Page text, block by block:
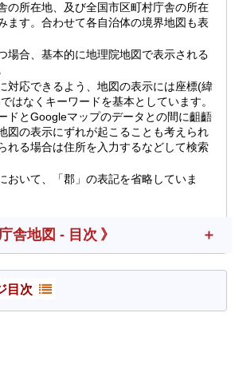
の所在地、及び全国市区町村庁舎の所在
ます。合わせて各自治体の境界地図も表
場合、基本的に地理院地図で表示される
対応できるよう、地図の表示には座標(緯
はなくキーワードを基本としています。
ドとGoogleマップのデータとの間に齟齬
図の表示にずれが起こることも考えられ
れる場合は住所を入力するなどして検索
おいて、「郡」の表記を省略していま
舎地図 - 目次 》
目次